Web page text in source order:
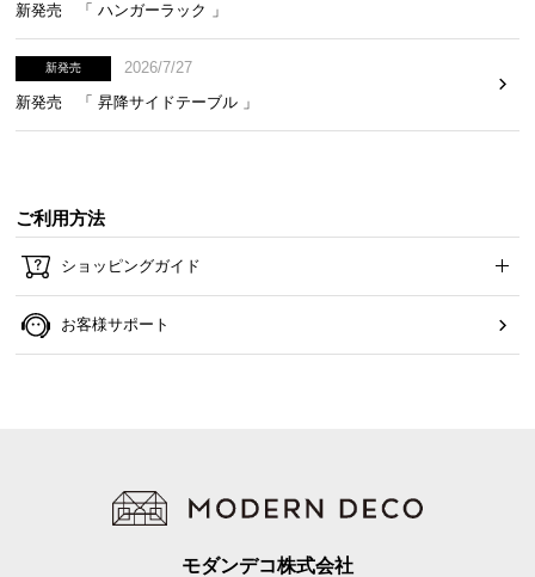
新発売 「 ハンガーラック 」
新発売
2026/7/27
新発売 「 昇降サイドテーブル 」
ご利用方法
ショッピングガイド
お客様サポート
モダンデコ株式会社